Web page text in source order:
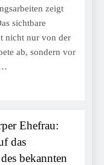
zeigt
sichtbare
nicht nur von der
ab, sondern vor
Ehefrau:
das
bekannten